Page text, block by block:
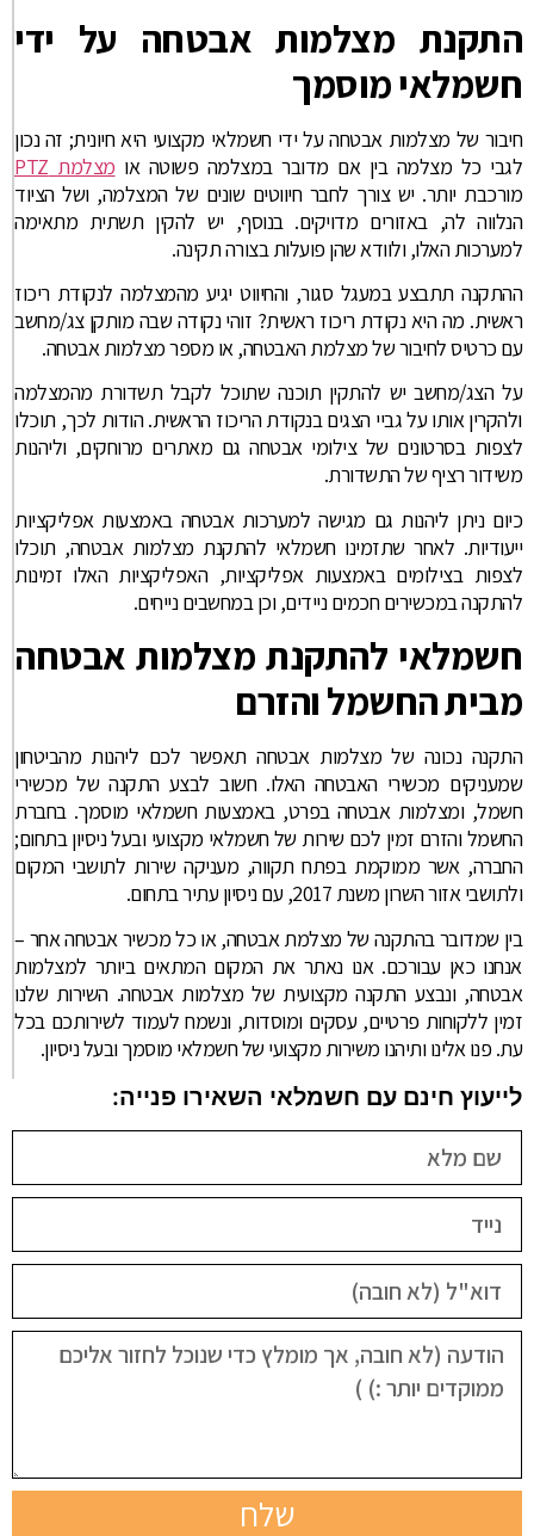
התקנת מצלמות אבטחה על ידי
חשמלאי מוסמך
חיבור של מצלמות אבטחה על ידי חשמלאי מקצועי היא חיונית; זה נכון
לגבי כל מצלמה בין אם מדובר במצלמה פשוטה או מצלמת PTZ
מורכבת יותר. יש צורך לחבר חיווטים שונים של המצלמה, ושל הציוד
הנלווה לה, באזורים מדויקים. בנוסף, יש להקין תשתית מתאימה
למערכות האלו, ולוודא שהן פועלות בצורה תקינה.
ההתקנה תתבצע במעגל סגור, והחיווט יגיע מהמצלמה לנקודת ריכוז
ראשית. מה היא נקודת ריכוז ראשית? זוהי נקודה שבה מותקן צג/מחשב
עם כרטיס לחיבור של מצלמת האבטחה, או מספר מצלמות אבטחה.
על הצג/מחשב יש להתקין תוכנה שתוכל לקבל תשדורת מהמצלמה
ולהקרין אותו על גביי הצגים בנקודת הריכוז הראשית. הודות לכך, תוכלו
לצפות בסרטונים של צילומי אבטחה גם מאתרים מרוחקים, וליהנות
משידור רציף של התשדורת.
כיום ניתן ליהנות גם מגישה למערכות אבטחה באמצעות אפליקציות
ייעודיות. לאחר שתזמינו חשמלאי להתקנת מצלמות אבטחה, תוכלו
לצפות בצילומים באמצעות אפליקציות, האפליקציות האלו זמינות
להתקנה במכשירים חכמים ניידים, וכן במחשבים נייחים.
חשמלאי להתקנת מצלמות אבטחה
מבית החשמל והזרם
התקנה נכונה של מצלמות אבטחה תאפשר לכם ליהנות מהביטחון
שמעניקים מכשירי האבטחה האלו. חשוב לבצע התקנה של מכשירי
חשמל, ומצלמות אבטחה בפרט, באמצעות חשמלאי מוסמך. בחברת
החשמל והזרם זמין לכם שירות של חשמלאי מקצועי ובעל ניסיון בתחום;
החברה, אשר ממוקמת בפתח תקווה, מעניקה שירות לתושבי המקום
ולתושבי אזור השרון משנת 2017, עם ניסיון עתיר בתחום.
בין שמדובר בהתקנה של מצלמת אבטחה, או כל מכשיר אבטחה אחר –
אנחנו כאן עבורכם. אנו נאתר את המקום המתאים ביותר למצלמות
אבטחה, ונבצע התקנה מקצועית של מצלמות אבטחה. השירות שלנו
זמין ללקוחות פרטיים, עסקים ומוסדות, ונשמח לעמוד לשירותכם בכל
עת. פנו אלינו ותיהנו משירות מקצועי של חשמלאי מוסמך ובעל ניסיון.
לייעוץ חינם עם חשמלאי השאירו פנייה:
שלח